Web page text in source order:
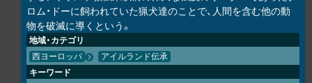
ロム・ドーに飼われていた猟犬達のことで、人間を含む他の動
物を破滅に導くという。
地域・カテゴリ
西ヨーロッパ アイルランド伝承
キーワード